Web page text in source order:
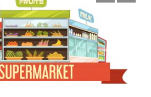
0 5270
5つのフェーズで行われます。 （業界のチーム
ベストプラクティスはほとんどありません。ほ
ムはアドホックです）。